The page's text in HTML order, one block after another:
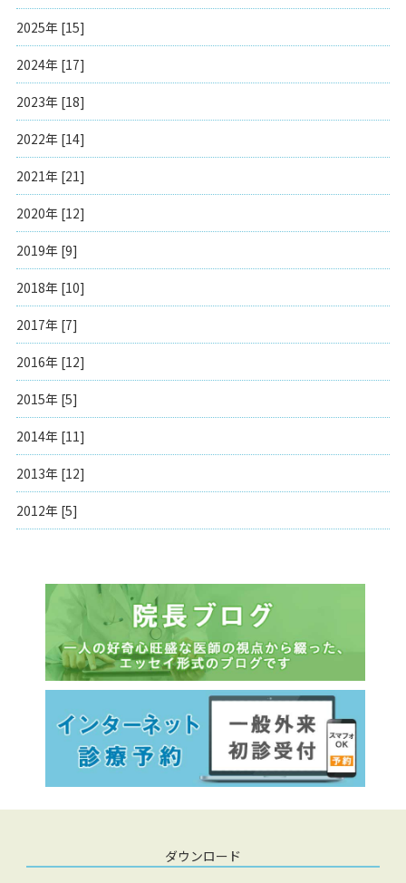
2025年 [15]
2024年 [17]
2023年 [18]
2022年 [14]
2021年 [21]
2020年 [12]
2019年 [9]
2018年 [10]
2017年 [7]
2016年 [12]
2015年 [5]
2014年 [11]
2013年 [12]
2012年 [5]
ダウンロード